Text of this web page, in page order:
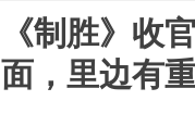
《制胜》收
面，里边有